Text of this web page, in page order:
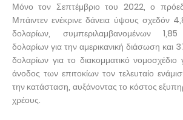
Μόνο τον Σεπτέμβριο του 2022, ο
Μπάιντεν ενέκρινε δάνεια ύψους σχεδόν
δολαρίων, συμπεριλαμβανομένων 1,85
δολαρίων για την αμερικανική διάσωση και
δολαρίων για το διακομματικό
άνοδος των επιτοκίων τον τελευταίο
την κατάσταση, αυξάνοντας το κόστος
χρέους.